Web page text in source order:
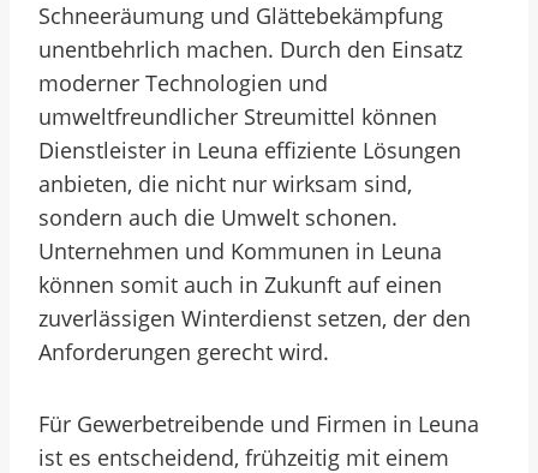
Schneeräumung und Glättebekämpfung
unentbehrlich machen. Durch den Einsatz
moderner Technologien und
umweltfreundlicher Streumittel können
Dienstleister in Leuna effiziente Lösungen
anbieten, die nicht nur wirksam sind,
sondern auch die Umwelt schonen.
Unternehmen und Kommunen in Leuna
können somit auch in Zukunft auf einen
zuverlässigen Winterdienst setzen, der den
Anforderungen gerecht wird.
Für Gewerbetreibende und Firmen in Leuna
ist es entscheidend, frühzeitig mit einem